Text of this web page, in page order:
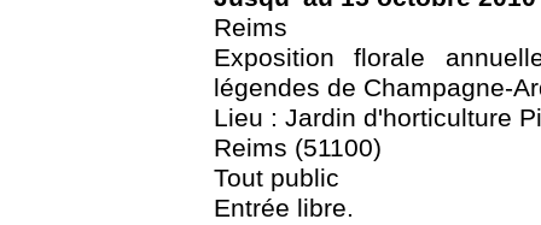
Reims
Exposition florale
légendes de Champagne-
Lieu : Jardin d'horticulture
Reims (51100)
Tout public
Entrée libre.